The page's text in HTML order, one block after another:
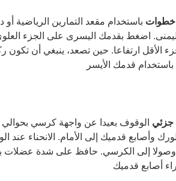
خطوات باستخدام مقعد التمارين الرياضية
اضغط بقدمك اليسرى على الجزء
الأقل ارتفاعا. حين تصعد، ينبغي أن
وأصابع قدميك إلى الأمام. الانحناء عند
إلى الكرسي. حافظ على شدة عضلات